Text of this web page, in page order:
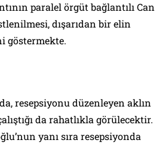
paralel örgüt bağlantılı Can
dışarıdan bir elin
göstermekte.
resepsiyonu düzenleyen aklın
da rahatlıkla görülecektir.
yanı sıra resepsiyonda